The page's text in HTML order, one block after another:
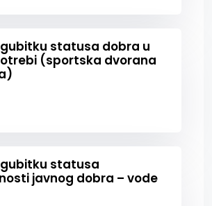
statusa dobra u
(sportska dvorana
statusa
javnog dobra – vode